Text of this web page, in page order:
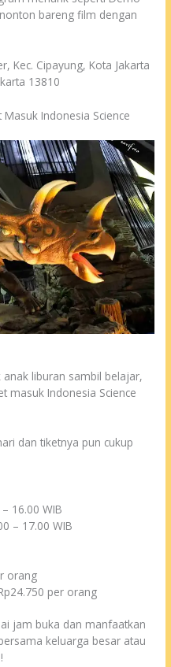
bareng film dengan
Kec. Cipayung, Kota Jakarta
13810
Indonesia Science
liburan sambil belajar,
masuk Indonesia Science
dan tiketnya pun cukup
16.00 WIB
– 17.00 WIB
orang
per orang
jam buka dan manfaatkan
keluarga besar atau